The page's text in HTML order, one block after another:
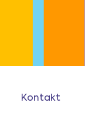
Kontakt